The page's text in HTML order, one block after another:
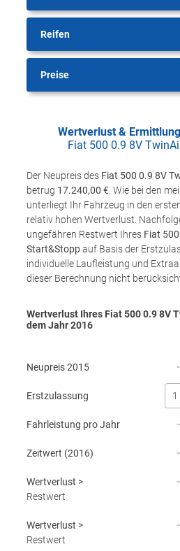
Reifen
Preise
Wertverlust &
Fiat 500 0.9 8V
Der Neupreis des Fiat 500 0.9 8V
betrug 17.240,00 € . Wie bei den
unterliegt Ihr Fahrzeug in den
relativ hohen Wertverlust.
ungefähren Restwert Ihres Fiat
Start&Stoppauf Basis der
individuelle Laufleistung und
dieser Berechnung nicht
Wertverlust Ihres Fiat 500 0.9 8V
dem Jahr2016
Neupreis2015
Erstzulassung
Fahrleistung pro Jahr
Zeitwert (2016)
Wertverlust >
Restwert
Wertverlust >
Restwert